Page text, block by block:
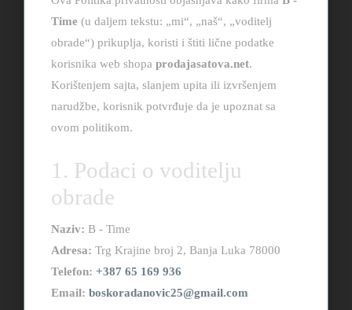
Time (u daljem tekstu: „mi“, „naš“, „voditelj
obrade“) prikuplja, koristi i štiti lične podatke
korisnika web shopa prodajasatova.net.
Korištenjem sajta, slanjem upita ili izvršenjem
narudžbe, korisnik potvrđuje da je upoznat sa
ovom politikom.
1. Podaci o voditelju
obrade
Naziv: B - Time
Adresa: Trg Krajine broj 2, Banja Luka 78000
Telefon: +387 65 169 936
Email: boskoradanovic25@gmail.com
Remember me Lost password?
LOG IN
CREATE AN ACCOUNT